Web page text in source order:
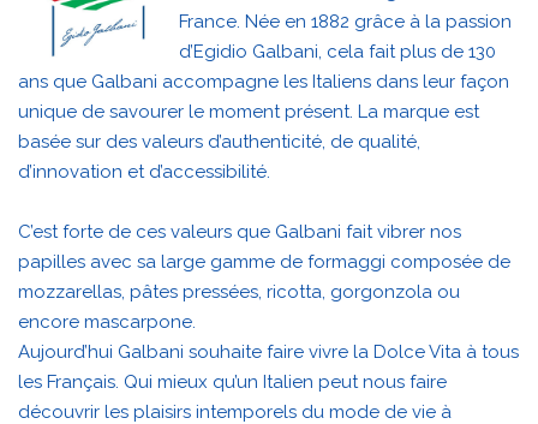
France. Née en 1882 grâce à la passion
d’Egidio Galbani, cela fait plus de 130
ans que Galbani accompagne les Italiens dans leur façon
unique de savourer le moment présent. La marque est
basée sur des valeurs d’authenticité, de qualité,
d’innovation et d’accessibilité.
C’est forte de ces valeurs que Galbani fait vibrer nos
papilles avec sa large gamme de formaggi composée de
mozzarellas, pâtes pressées, ricotta, gorgonzola ou
encore mascarpone.
Aujourd’hui Galbani souhaite faire vivre la Dolce Vita à tous
les Français. Qui mieux qu’un Italien peut nous faire
découvrir les plaisirs intemporels du mode de vie à